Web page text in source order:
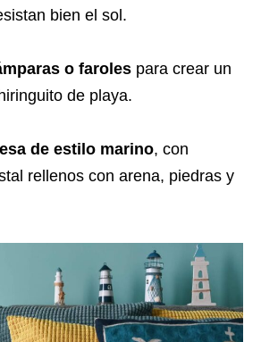
bien el sol.
o faroles para crear un
de playa.
de estilo marino, con
rellenos con arena, piedras y